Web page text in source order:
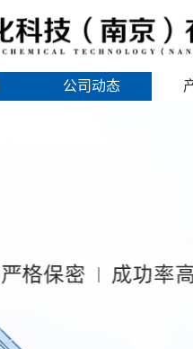
公司动态